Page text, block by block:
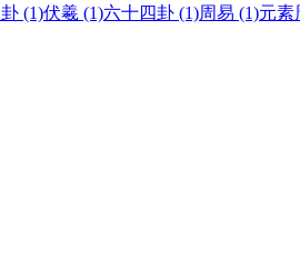
(1)伏羲 (1)六十四卦 (1)周易 (1)元素